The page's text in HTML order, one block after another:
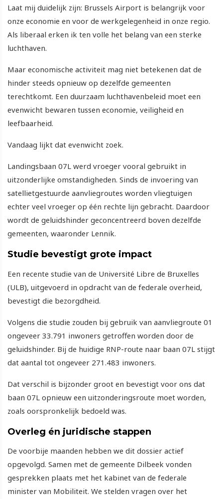
Laat mij duidelijk zijn: Brussels Airport is belangrijk voor
onze economie en voor de werkgelegenheid in onze regio.
Als liberaal erken ik ten volle het belang van een sterke
luchthaven.
Maar economische activiteit mag niet betekenen dat de
hinder steeds opnieuw op dezelfde gemeenten
terechtkomt. Een duurzaam luchthavenbeleid moet een
evenwicht bewaren tussen economie, veiligheid en
leefbaarheid.
Vandaag lijkt dat evenwicht zoek.
Landingsbaan 07L werd vroeger vooral gebruikt in
uitzonderlijke omstandigheden. Sinds de invoering van
satellietgestuurde aanvliegroutes worden vliegtuigen
echter veel vroeger op één rechte lijn gebracht. Daardoor
wordt de geluidshinder geconcentreerd boven dezelfde
gemeenten, waaronder Lennik.
Studie bevestigt grote impact
Een recente studie van de Université Libre de Bruxelles
(ULB), uitgevoerd in opdracht van de federale overheid,
bevestigt die bezorgdheid.
Volgens die studie zouden bij gebruik van aanvliegroute 01
ongeveer 33.791 inwoners getroffen worden door de
geluidshinder. Bij de huidige RNP-route naar baan 07L stijgt
dat aantal tot ongeveer 271.483 inwoners.
Dat verschil is bijzonder groot en bevestigt voor ons dat
baan 07L opnieuw een uitzonderingsroute moet worden,
zoals oorspronkelijk bedoeld was.
Overleg én juridische stappen
De voorbije maanden hebben we dit dossier actief
opgevolgd. Samen met de gemeente Dilbeek vonden
gesprekken plaats met het kabinet van de federale
minister van Mobiliteit. We stelden vragen over het